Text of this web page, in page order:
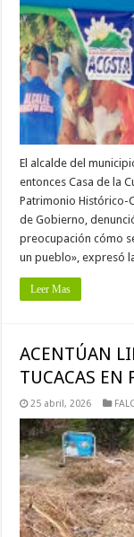
El alcalde del
entonces Casa de la
Patrimonio Histórico-
de Gobierno,
preocupación cómo
un pueblo», expresó
Leer Mas
ACENTÚAN
TUCACAS EN
25 abril, 2026